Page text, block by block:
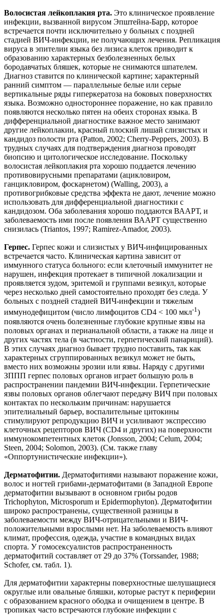
Волосистая лейкоплакия рта. Это клиническое проявление
инфекции, вызванной вирусом Эпштейна-Барр, которое
встречается почти исключительно у больных с поздней
стадией ВИЧ-инфекции, не получающих лечения. Репликация
вируса в эпителии языка без лизиса клеток приводит к
образованию характерных безболезненных белых
бородавчатых бляшек, которые не снимаются шпателем.
Диагноз ставится по клинической картине; характерный
ранний симптом — параллельные белые или серые
вертикальные ряды гиперкератоза на боковых поверхностях
языка. Возможно одностороннее поражение, но как правило
появляются несколько пятен на обеих сторонах языка. В
дифференциальной диагностике важное место занимают
другие лейкоплакии, красный плоский лишай слизистых и
кандидоз полости рта (Patton, 2002; Cherry-Peppers, 2003). В
трудных случаях для подтверждения диагноза проводят
биопсию и цитологическое исследование. Поскольку
волосистая лейкоплакия рта хорошо поддается лечению
противовирусными препаратами (ацикловиром,
ганцикловиром, фоскарнетом) (Walling, 2003), а
противогрибковые средства эффекта не дают, лечение можно
использовать для дифференциальной диагностики с
кандидозом. Оба заболевания хорошо поддаются ВААРТ, и
заболеваемость ими после появления ВААРТ существенно
снизилась (Triantos, 1997; Ramirez-Amador, 2003).
Герпес. Герпес кожи и слизистых у ВИЧ-инфицированных
встречается часто. Клиническая картина зависит от
иммунного статуса больного: если клеточный иммунитет не
нарушен, инфекция протекает в типичной локализации и
проявляется зудом, эритемой и группами везикул, которые
через несколько дней самостоятельно проходят без следа. У
больных с поздней стадией ВИЧ-инфекции и тяжелым
иммунодефицитом (число лимфоцитов CD4 < 100 мкл-1)
появляются очень болезненные глубокие крупные язвы на
половых органах и перианальной области, а также на лице и
других частях тела (в частности, герпетический панариций).
В этих случаях диагноз бывает трудно поставить, так как
характерных сгруппированных везикул может не быть,
вместо них возможны эрозии или язвы. Наряду с другими
ЗППП герпес половых органов играет большую роль в
распространении пандемии ВИЧ-инфекции. Герпетические
язвы половых органов облегчают передачу ВИЧ при половых
контактах по нескольким причинам: нарушается
эпителиальный барьер, воспалительные цитокины
стимулируют репродукцию ВИЧ и усиливают экспрессию
клеточных рецепторов ВИЧ (CD4 и других) на поверхности
иммунокомпетентных клеток (Jonsson, 2004; Celum, 2004;
Steen, 2004; Solomon, 2003). (См. также главу
«Оппортунистические инфекции»).
Дерматофитии. Дерматофитиями называют поражение кожи,
волос и ногтей грибами-дерматофитами (в Западной Европе
дерматофитии вызывают в основном грибы родов
Trichophyton, Microsporum и Epidermophyton). Дерматофитии
широко распространены, существенной разницы в
заболеваемости между ВИЧ-отрицательными и ВИЧ-
положительными взрослыми нет. На заболеваемость влияют
климат, профессия, одежда, участие в командных видах
спорта. У гомосексуалистов распространенность
дерматофитий составляет от 29 до 37% (Torssander, 1988;
Schofer, см. табл. 1).
Для дерматофитии характерны поверхностные шелушащиеся
округлые или овальные бляшки, которые растут к периферии
с образованием красного ободка и очищением в центре. В
тропиках часто встречаются глубокие инфекции с